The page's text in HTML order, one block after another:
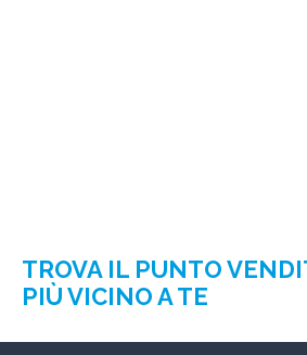
TROVA IL PUNTO
PIÙ VICINO A TE